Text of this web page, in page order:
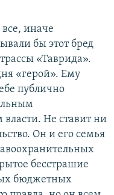
иначе
бы этот бред
«Таврида».
«герой». Ему
публично
Не ставит ни
Он и его семья
бесстрашие
бюджетных